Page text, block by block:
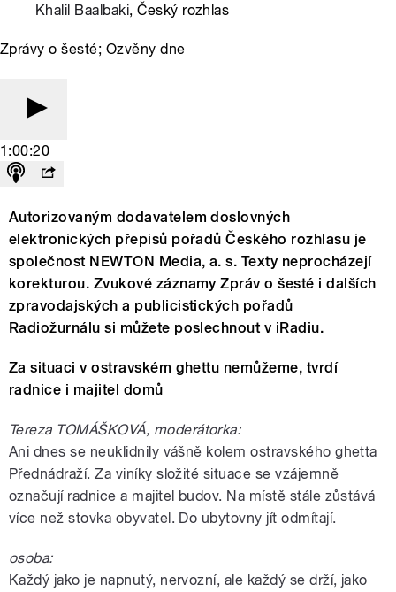
Khalil Baalbaki, Český rozhlas
Zprávy o šesté; Ozvěny dne
1:00:20
Autorizovaným dodavatelem doslovných
elektronických přepisů pořadů Českého rozhlasu je
společnost NEWTON Media, a. s. Texty neprocházejí
korekturou. Zvukové záznamy Zpráv o šesté i dalších
zpravodajských a publicistických pořadů
Radiožurnálu si můžete poslechnout v iRadiu.
Za situaci v ostravském ghettu nemůžeme, tvrdí
radnice i majitel domů
Tereza TOMÁŠKOVÁ, moderátorka:
Ani dnes se neuklidnily vášně kolem ostravského ghetta
Přednádraží. Za viníky složité situace se vzájemně
označují radnice a majitel budov. Na místě stále zůstává
více než stovka obyvatel. Do ubytovny jít odmítají.
osoba:
Každý jako je napnutý, nervozní, ale každý se drží, jako